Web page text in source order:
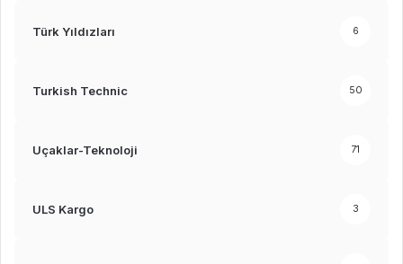
Türk Yıldızları 6
Turkish Technic 50
Uçaklar-Teknoloji 71
ULS Kargo 3